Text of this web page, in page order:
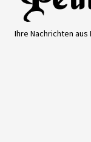
Ihre Nachrichten